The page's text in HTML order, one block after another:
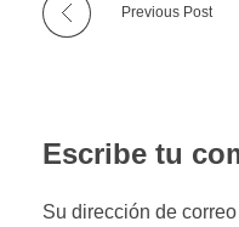
Previous Post
Escribe tu
Su dirección de